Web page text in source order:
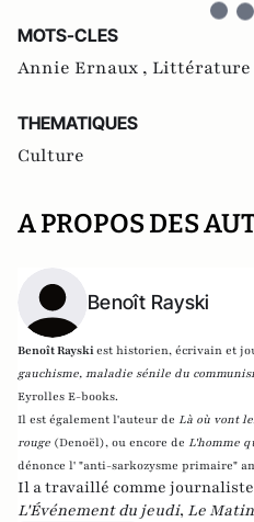
MOTS-CLES
Annie Ernaux , Littérature
THEMATIQUES
Culture
A PROPOS DES
Benoît Rayski
Benoît Rayskiest historien, écrivain et
gauchisme, maladie sénile du
Eyrolles E-books.
Il est également l'auteur de Là où vont
rouge (Denoël), ou encore de L'homme
dénonce l' "anti-sarkozysme primaire"
Il a travaillé comme
L'Événement du jeudi, Le